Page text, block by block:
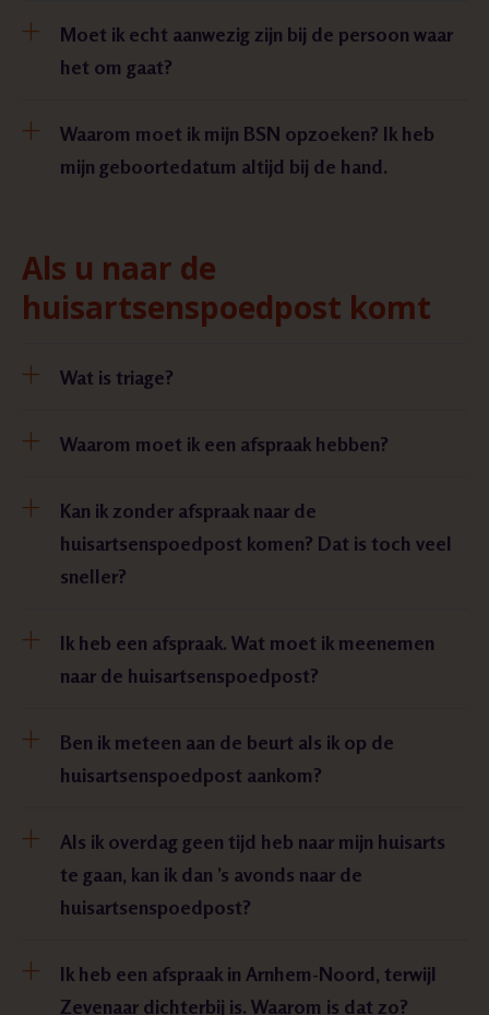
Moet ik echt aanwezig zijn bij de persoon waar
het om gaat?
Waarom moet ik mijn BSN opzoeken? Ik heb
mijn geboortedatum altijd bij de hand.
Als u naar de
huisartsenspoedpost komt
Wat is triage?
Waarom moet ik een afspraak hebben?
Kan ik zonder afspraak naar de
huisartsenspoedpost komen? Dat is toch veel
sneller?
Ik heb een afspraak. Wat moet ik meenemen
naar de huisartsenspoedpost?
Ben ik meteen aan de beurt als ik op de
huisartsenspoedpost aankom?
Als ik overdag geen tijd heb naar mijn huisarts
te gaan, kan ik dan ’s avonds naar de
huisartsenspoedpost?
Ik heb een afspraak in Arnhem-Noord, terwijl
Zevenaar dichterbij is. Waarom is dat zo?